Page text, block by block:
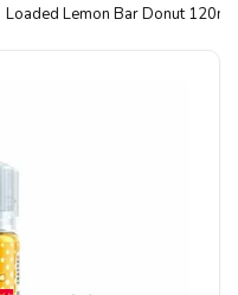
Loaded Lemon Bar Donut 120ml